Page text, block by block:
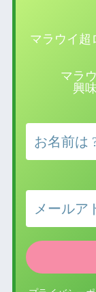
マラウイ超
マラ
興